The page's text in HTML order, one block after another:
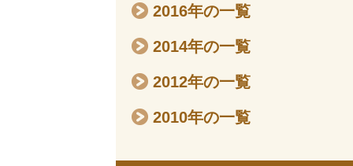
2016年の一覧
2014年の一覧
2012年の一覧
2010年の一覧